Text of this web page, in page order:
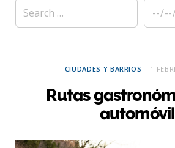
CIUDADES Y BARRIOS 1
Rutas
automóvil